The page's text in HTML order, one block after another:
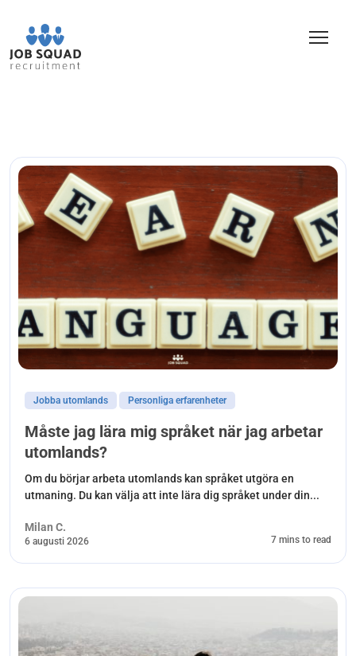
Jobba utomlands Personliga erfarenheter
Måste jag lära mig språket när jag arbetar
utomlands?
Om du börjar arbeta utomlands kan språket utgöra en
utmaning. Du kan välja att inte lära dig språket under din...
Milan C.
6 augusti 2026 7 mins to read